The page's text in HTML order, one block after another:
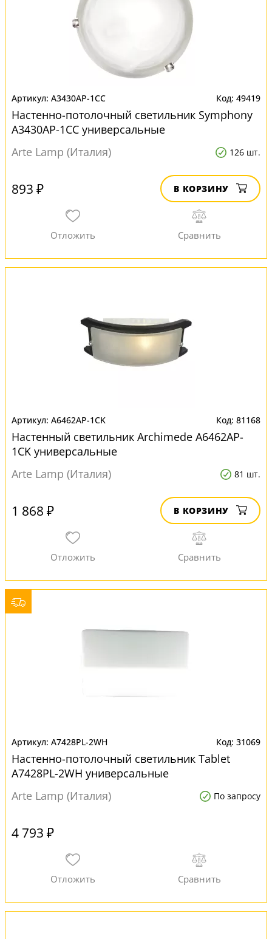
A3430AP-1CC 49419
Настенно-потолочный светильник Symphony
A3430AP-1CC универсальные
Arte Lamp (Италия)
126 шт.
893 ₽ В КОРЗИНУ
A6462AP-1CK 81168
Настенный светильник Archimede A6462AP-
1CK универсальные
Arte Lamp (Италия)
81 шт.
1 868 ₽ В КОРЗИНУ
A7428PL-2WH 31069
Настенно-потолочный светильник Tablet
A7428PL-2WH универсальные
Arte Lamp (Италия)
По запросу
4 793 ₽